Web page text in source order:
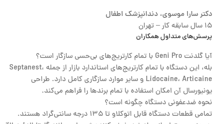
دکتر سارا موسوی، دندانپزشک اطفال
۱۵ سال سابقه کار – تهران
پرسش‌های متداول همکاران
آیا گلدنت Geni Pro با تمام کارتریج‌های بی‌حسی سازگار است؟
بله، این دستگاه با تمام کارتریج‌های استاندارد بازار از جمله Septanest،
Lidocaine، Articaine و سایر موارد سازگاری کامل دارد. طراحی
یونیورسال آن امکان استفاده با تمام برندها را فراهم می‌کند.
نحوه ضدعفونی دستگاه چگونه است؟
تمامی قطعات دستگاه قابل اتوکلاو تا ۱۳۵ درجه سانتی‌گراد هستند.